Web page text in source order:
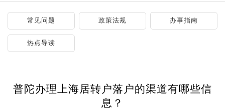
常见问题 政策法规 办事指南
热点导读
普陀办理上海居转户落户的渠道有哪些信
息？